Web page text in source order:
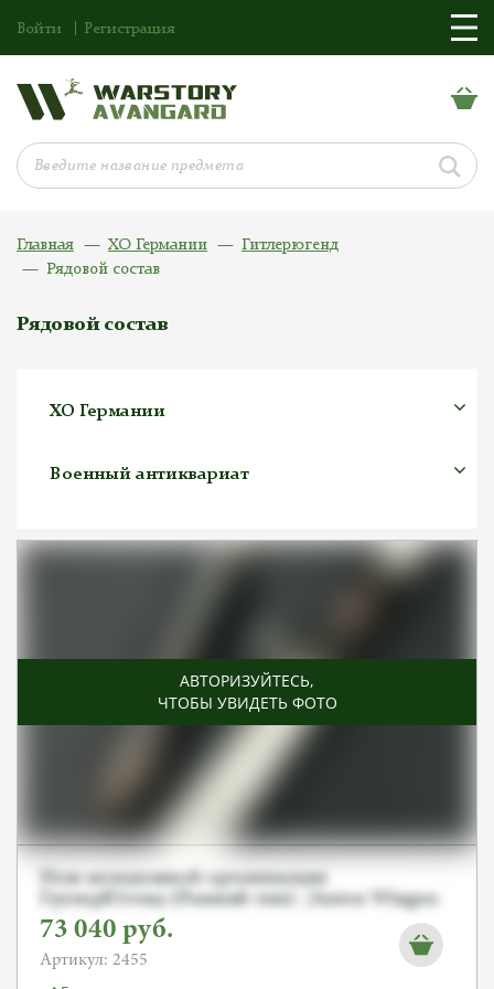
Войти Регистрация
Главная ХО Германии
Гитлерюгенд
Рядовой состав
Рядовой состав
ХО Германии
Военный антиквариат
АВТОРИЗУЙТЕСЬ,
ЧТОБЫ УВИДЕТЬ ФОТО
Нож молодежной организации
ГитлерЮгенд (Ранний тип). [Anton Wingen
Jr]. От Алексея С.
73 040 руб.
Артикул: 2455